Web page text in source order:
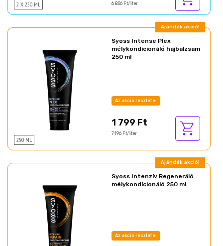
2 X 250 ML 6 836 Ft/liter
Ajándék akció!
250 ML
Syoss Intense Plex
mélykondicionáló hajbalzsam
250 ml
Az akció részletei
1 799 Ft
7 196 Ft/liter
Ajándék akció!
Syoss Intenzív Regeneráló
mélykondícionáló 250 ml
Az akció részletei